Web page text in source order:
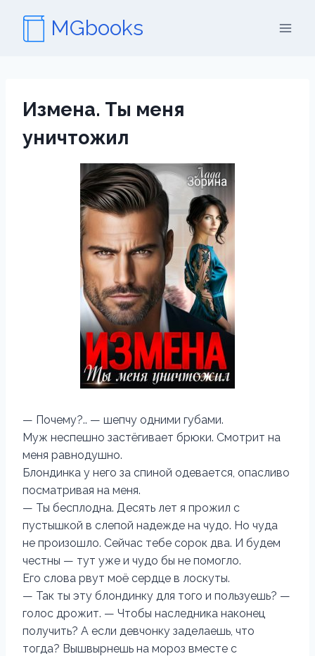
содержимому
MGbooks
Измена. Ты меня
уничтожил
— Почему?.. — шепчу одними губами.
Муж неспешно застёгивает брюки. Смотрит на
меня равнодушно.
Блондинка у него за спиной одевается, опасливо
посматривая на меня.
— Ты бесплодна. Десять лет я прожил с
пустышкой в слепой надежде на чудо. Но чуда
не произошло. Сейчас тебе сорок два. И будем
честны — тут уже и чудо бы не помогло.
Его слова рвут моё сердце в лоскуты.
— Так ты эту блондинку для того и пользуешь? —
голос дрожит. — Чтобы наследника наконец
получить? А если девчонку заделаешь, что
тогда? Вышвырнешь на мороз вместе с